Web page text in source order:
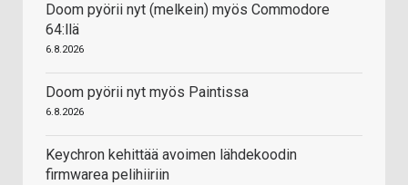
Doom pyörii nyt (melkein) myös Commodore
64:llä
6.8.2026
Doom pyörii nyt myös Paintissa
6.8.2026
Keychron kehittää avoimen lähdekoodin
firmwarea pelihiiriin